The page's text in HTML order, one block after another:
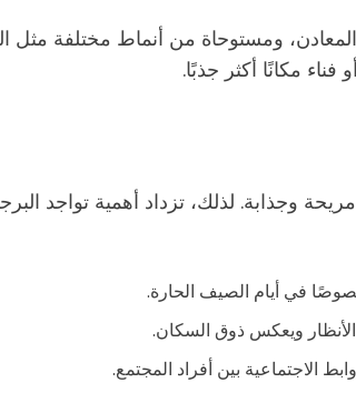
ومستوحاة من أنماط مختلفة مثل
مكانًا أكثر جذبًا.
وجذابة. لذلك، تزداد أهمية تواجد
في أيام الصيف الحارة.
ويعكس ذوق السكان.
الاجتماعية بين أفراد المجتمع.